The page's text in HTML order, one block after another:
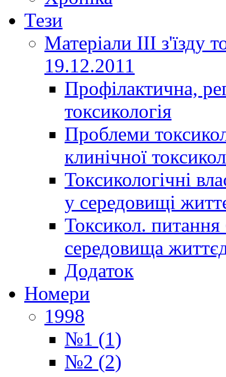
Тези
Матеріали ІІІ з'їзду
19.12.2011
Профілактична,
токсикологія
Проблеми
клинічної
Токсикологічні
у середовищі
Токсикол. питання
середовища
Додаток
Номери
1998
№1 (1)
№2 (2)